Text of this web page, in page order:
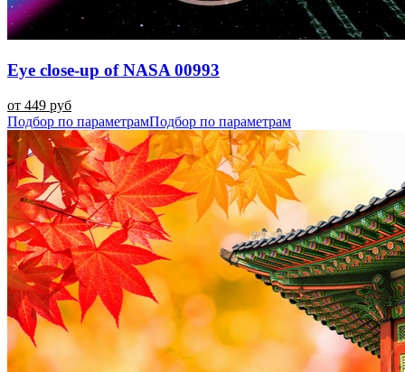
Eye close-up of NASA 00993
от 449 руб
Подбор по параметрамПодбор по параметрам